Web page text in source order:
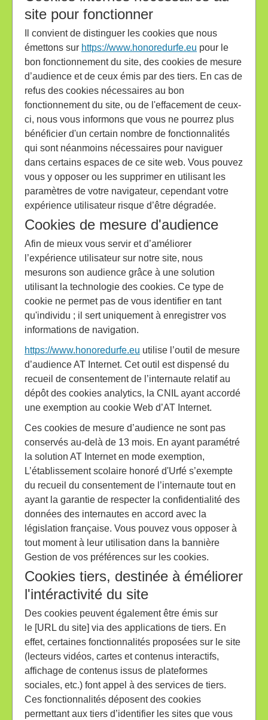
site pour fonctionner
Il convient de distinguer les cookies que nous
émettons sur https://www.honoredurfe.eu pour le
bon fonctionnement du site, des cookies de mesure
d’audience et de ceux émis par des tiers. En cas de
refus des cookies nécessaires au bon
fonctionnement du site, ou de l'effacement de ceux-
ci, nous vous informons que vous ne pourrez plus
bénéficier d'un certain nombre de fonctionnalités
qui sont néanmoins nécessaires pour naviguer
dans certains espaces de ce site web. Vous pouvez
vous y opposer ou les supprimer en utilisant les
paramètres de votre navigateur, cependant votre
expérience utilisateur risque d’être dégradée.
Cookies de mesure d'audience
Afin de mieux vous servir et d’améliorer
l’expérience utilisateur sur notre site, nous
mesurons son audience grâce à une solution
utilisant la technologie des cookies. Ce type de
cookie ne permet pas de vous identifier en tant
qu'individu ; il sert uniquement à enregistrer vos
informations de navigation.
https://www.honoredurfe.eu utilise l’outil de mesure
d’audience AT Internet. Cet outil est dispensé du
recueil de consentement de l’internaute relatif au
dépôt des cookies analytics, la CNIL ayant accordé
une exemption au cookie Web d’AT Internet.
Ces cookies de mesure d’audience ne sont pas
conservés au-delà de 13 mois. En ayant paramétré
la solution AT Internet en mode exemption,
L’établissement scolaire honoré d'Urfé s’exempte
du recueil du consentement de l’internaute tout en
ayant la garantie de respecter la confidentialité des
données des internautes en accord avec la
législation française. Vous pouvez vous opposer à
tout moment à leur utilisation dans la bannière
Gestion de vos préférences sur les cookies.
Cookies tiers, destinée à éméliorer
l'intéractivité du site
Des cookies peuvent également être émis sur
le [URL du site] via des applications de tiers. En
effet, certaines fonctionnalités proposées sur le site
(lecteurs vidéos, cartes et contenus interactifs,
affichage de contenus issus de plateformes
sociales, etc.) font appel à des services de tiers.
Ces fonctionnalités déposent des cookies
permettant aux tiers d’identifier les sites que vous